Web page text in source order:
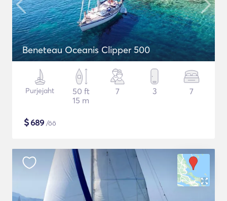
Beneteau Oceanis Clipper 500
Purjejaht
50 ft
15 m
7 3 7
$689 /öö